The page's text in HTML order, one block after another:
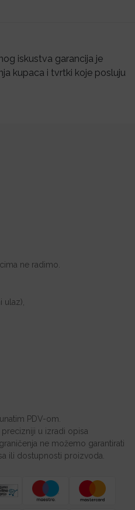
iskustva garancija je
kupaca i tvrtki koje posluju
ne radimo.
ulaz),
PDV-om.
u izradi opisa
ne možemo garantirati
ili dostupnosti proizvoda.